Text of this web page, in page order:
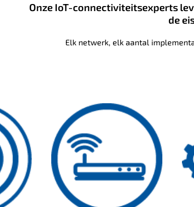
Onze IoT-connectiviteitsexperts
de
Elk netwerk, elk aantal